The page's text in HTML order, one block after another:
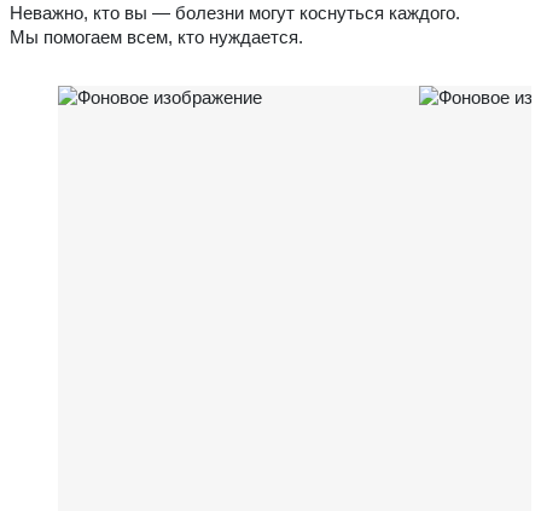
Неважно, кто вы — болезни могут коснуться каждого.
Мы помогаем всем, кто нуждается.